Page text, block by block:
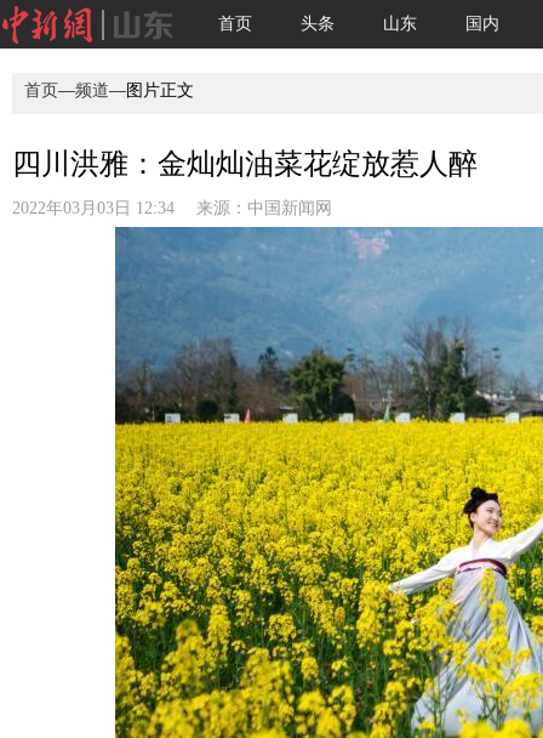
首页 头条 山东 国内
首页—频道—图片正文
四川洪雅：金灿灿油菜花绽放惹人醉
2022年03月03日 12:34 来源： 中国新闻网